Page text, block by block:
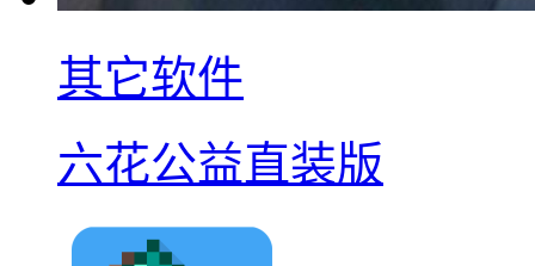
其它软件
六花公益直装版